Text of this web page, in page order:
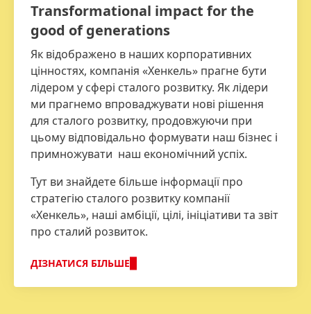
Transformational impact for the
good of generations
Як відображено в наших корпоративних
цінностях, компанія «Хенкель» прагне бути
лідером у сфері сталого розвитку. Як лідери
ми прагнемо впроваджувати нові рішення
для сталого розвитку, продовжуючи при
цьому відповідально формувати наш бізнес і
примножувати наш економічний успіх.
Тут ви знайдете більше інформації про
стратегію сталого розвитку компанії
«Хенкель», наші амбіції, цілі, ініціативи та звіт
про сталий розвиток.
ДІЗНАТИСЯ БІЛЬШЕ